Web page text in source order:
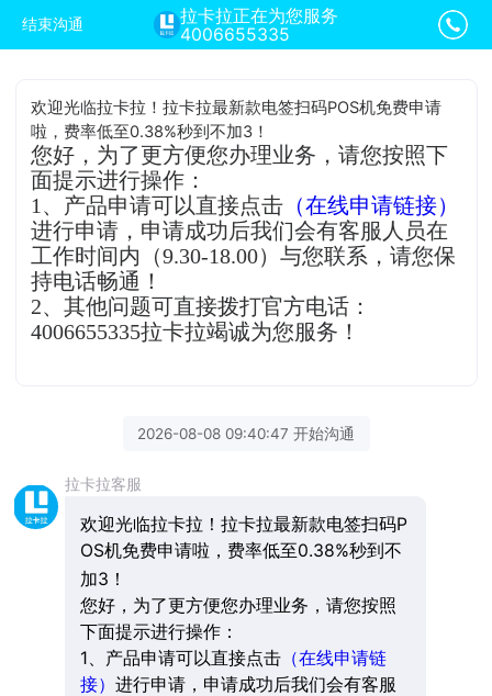
结束沟通
拉卡拉正在为您服务
4006655335
欢迎光临拉卡拉！拉卡拉最新款电签扫码POS机免费申请
啦，费率低至0.38%秒到不加3！
您好，为了更方便您办理业务，请您按照下
面提示进行操作：
1、产品申请可以直接点击 （在线申请链接）
进行申请，申请成功后我们会有客服人员在
工作时间内（9.30-18.00）与您联系，请您保
持电话畅通！
2、其他问题可直接拨打官方电话：
4006655335拉卡拉竭诚为您服务！
2026-08-08 09:40:47 开始沟通
拉卡拉客服
欢迎光临拉卡拉！拉卡拉最新款电签扫码P
OS机免费申请啦，费率低至0.38%秒到不
加3！
您好，为了更方便您办理业务，请您按照
下面提示进行操作：
1、产品申请可以直接点击（在线申请链
接） 进行申请，申请成功后我们会有客服